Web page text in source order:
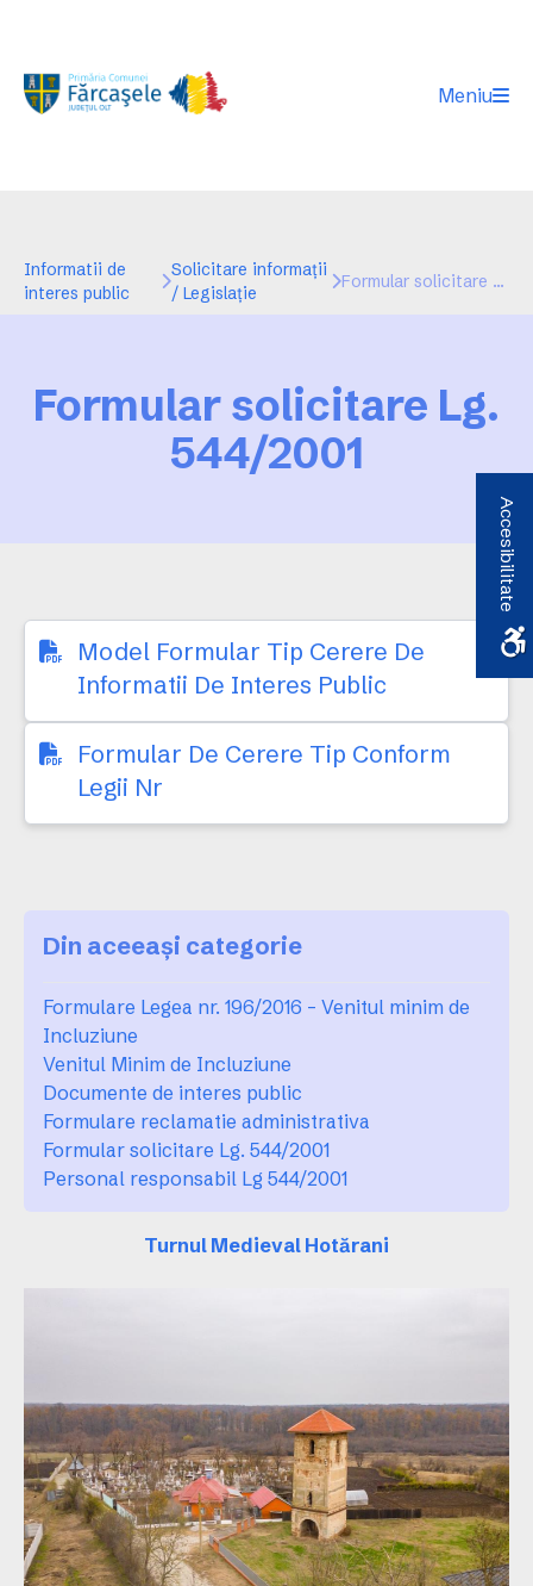
Meniu
Informatii de
interes public
Solicitare informaţii
/ Legislaţie
Formular solicitare Lg. 544/2001
Formular solicitare Lg.
544/2001
Model Formular Tip Cerere De
Informatii De Interes Public
Formular De Cerere Tip Conform
Legii Nr
Din aceeași categorie
Formulare Legea nr. 196/2016 – Venitul minim de
Incluziune
Venitul Minim de Incluziune
Documente de interes public
Formulare reclamatie administrativa
Formular solicitare Lg. 544/2001
Personal responsabil Lg 544/2001
Turnul Medieval Hotărani
Accesibilitate